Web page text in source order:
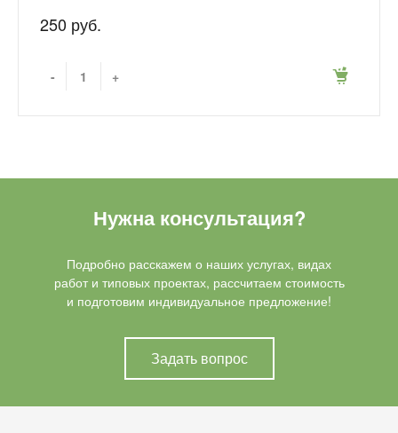
250 руб.
- +
Нужна консультация?
Подробно расскажем о наших услугах, видах
работ и типовых проектах, рассчитаем стоимость
и подготовим индивидуальное предложение!
Задать вопрос